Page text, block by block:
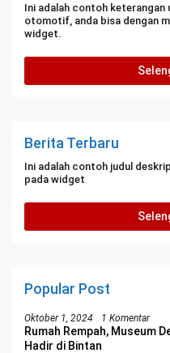
Ini adalah contoh
otomotif, anda bisa dengan
widget.
Berita Terbaru
Ini adalah contoh judul
pada widget
Popular Post
Oktober 1, 2024 1 Komentar
Rumah Rempah, Museum
Hadir di Bintan